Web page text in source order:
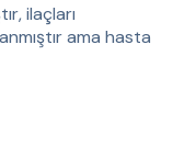
ilaçları
ama hasta